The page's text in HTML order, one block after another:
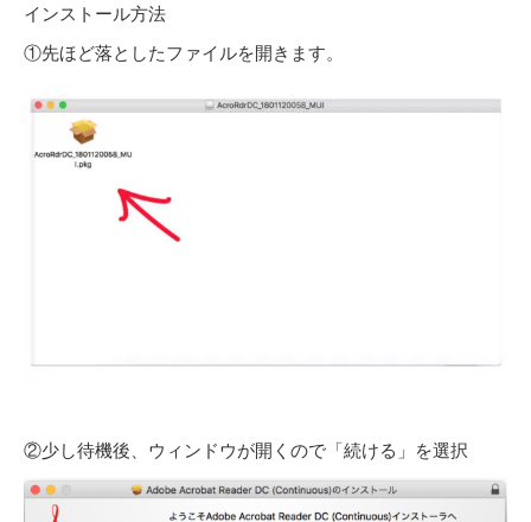
インストール方法
①先ほど落としたファイルを開きます。
②少し待機後、ウィンドウが開くので「続ける」を選択